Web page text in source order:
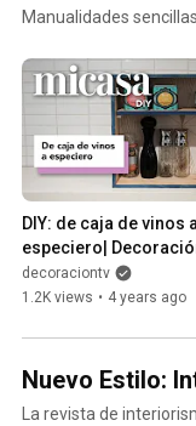
Manualidades
DIY: de caja de vinos
especiero|
decoraciontv
1.2K views • 4 years ago
Nuevo Estilo:
La revista de